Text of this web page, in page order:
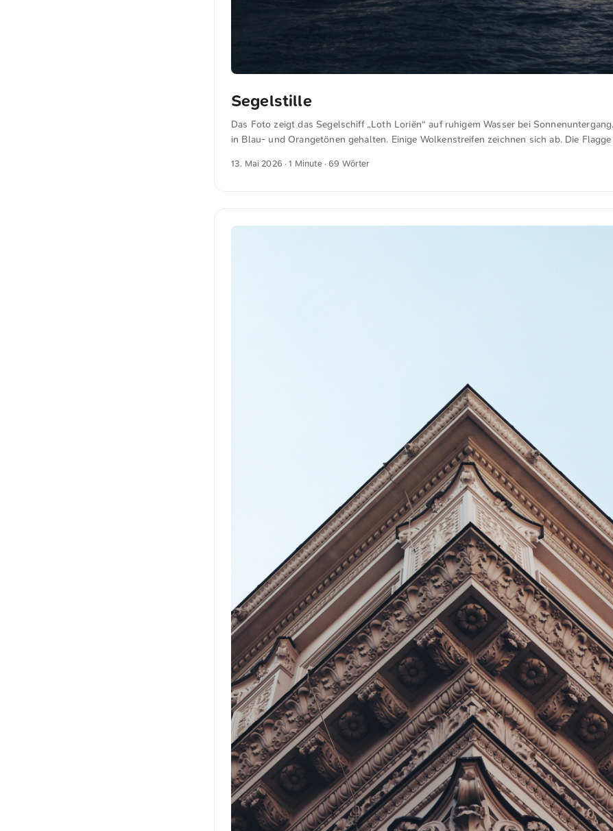
Segelstille
Das Foto zeigt das Segelschiff „Loth Loriën“ auf ruhigem Wasser bei
in Blau- und Orangetönen gehalten. Einige Wolkenstreifen zeichnen sich ab. Die
eine ruhige Atmosphäre. Dies und weitere Fotos kannst du kostenfrei und in voller
13. Mai 2026 · 1 Minute · 69 Wörter